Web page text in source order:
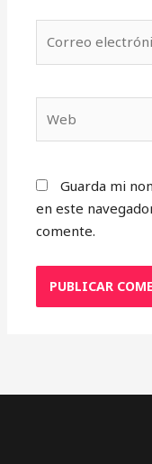
electrónico*
Guarda mi
en este
comente.